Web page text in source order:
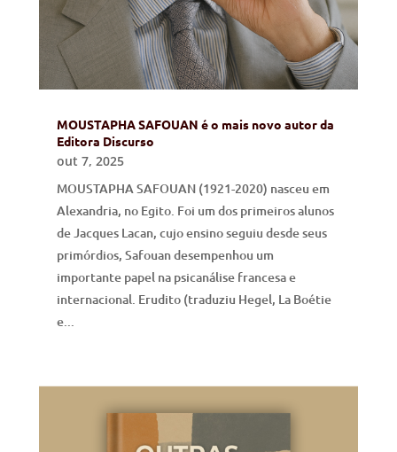
MOUSTAPHA SAFOUAN é o mais novo autor da
Editora Discurso
out 7, 2025
MOUSTAPHA SAFOUAN (1921-2020) nasceu em
Alexandria, no Egito. Foi um dos primeiros alunos
de Jacques Lacan, cujo ensino seguiu desde seus
primórdios, Safouan desempenhou um
importante papel na psicanálise francesa e
internacional. Erudito (traduziu Hegel, La Boétie
e...